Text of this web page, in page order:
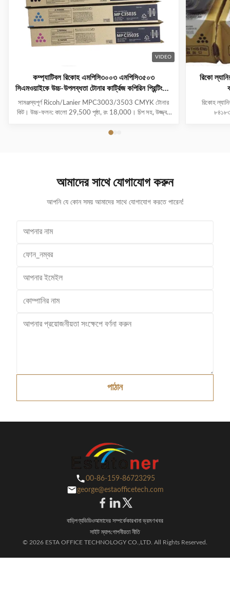
VIDEO
কম্প্যাটিবল রিকোহ এমপিসি৩০০৩ এমপিসি৩৫০৩
সিএমওয়াইকে উচ্চ-উপলব্ধতা টোনার কার্ট্রিজ কপিরিন প্রিন্টিংয়ের
জন্য
সামঞ্জস্যপূর্ণ Ricoh/Lanier MPC3003/3503 CMYK টোনার
কিট। উচ্চ-ফলন: কালো 29,500 পৃষ্ঠা, রং 18,000। চিপ সহ, উজ্জ্বল
রিকো
রিকোহ
আমাদের সাথে যোগাযোগ করুন
আপনি যে কোন সময় আমাদের সাথে যোগাযোগ করতে পারেন!
পাঠান
00-86-159-86723295
george@estaofficetech.com
বাড়িপণ্যভিডিওআমাদের সম্পর্কেকারখানা ভ্রমণখবর
সাইট ম্যাপগোপনীয়তা নীতি
© 2026 ESTA OFFICE TECHNOLOGY CO.,LTD. All Rights Reserved.